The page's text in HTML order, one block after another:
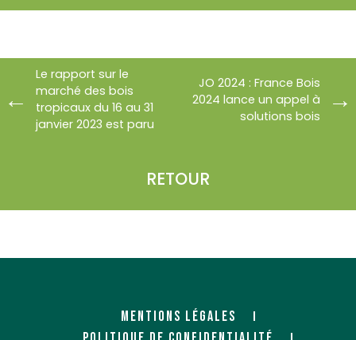
Le rapport sur le
marché des bois
tropicaux du 16 au 31
janvier 2023 est paru
RETOUR
JO 2024 : France Bois
2024 lance un appel à
solutions bois
MENTIONS LÉGALES